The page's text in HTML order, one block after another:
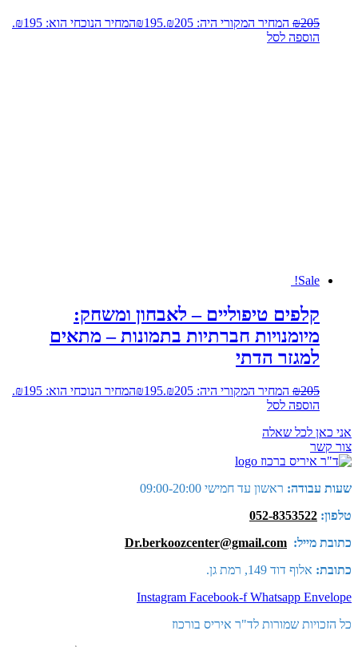
₪205 המחיר המקורי היה: ₪205. ₪195
המחיר הנוכחי הוא: ₪195.
הוספה לסל
Sale!
קלפים טיפוליים – לאבחון ומשחק:
מיומנויות חברתיות בתמונות – מתאים
למגזר הדתי
₪205 המחיר המקורי היה: ₪205. ₪195
המחיר הנוכחי הוא: ₪195.
הוספה לסל
אני כאן לכל שאלה
צור קשר
שעות עבודה: ראשון עד חמישי 09:00-20:00
טלפון: 052-8353522
כתובת מייל: Dr.berkoozcenter@gmail.com
כתובת: אלוף דוד 149, רמת גן.
Instagram Facebook-f Whatsapp Envelope
כל הזכויות שמורות לד"ר איריס בורכוז